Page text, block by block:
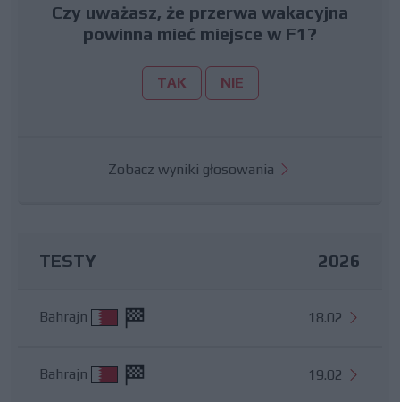
Czy uważasz, że przerwa wakacyjna
powinna mieć miejsce w F1?
TAK NIE
Zobacz wyniki głosowania
TESTY 2026
Bahrajn 18.02
Bahrajn 19.02